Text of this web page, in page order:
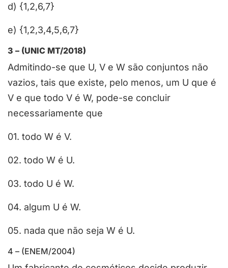
d) {1,2,6,7}
e) {1,2,3,4,5,6,7}
3 – (UNIC MT/2018)
Admitindo-se que U, V e W são conjuntos não
vazios, tais que existe, pelo menos, um U que é
V e que todo V é W, pode-se concluir
necessariamente que
01. todo W é V.
02. todo W é U.
03. todo U é W.
04. algum U é W.
05. nada que não seja W é U.
4 – (ENEM/2004)